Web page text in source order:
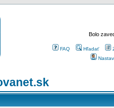
Bolo
FAQ Hľadať